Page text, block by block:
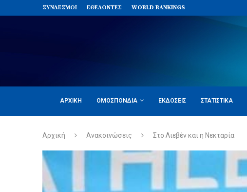
ΣΥΝΔΈΣΜΟΙ ΕΘΕΛΟΝΤΈΣ WORLD RANKINGS
ΑΡΧΙΚΉ ΟΜΟΣΠΟΝΔΊΑ ΕΚΔΌΣΕΙΣ ΣΤΑΤΙΣΤΙΚΆ
Αρχική Ανακοινώσεις Στο Λιεβέν και η Νεκταρία